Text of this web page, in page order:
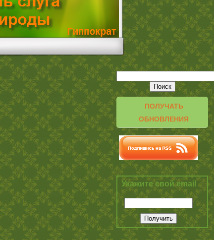
ПОЛУЧАТЬ
ОБНОВЛЕНИЯ
Укажите свой email